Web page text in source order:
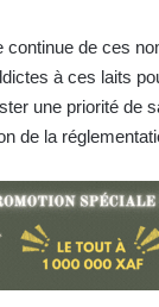
continue de ces
à ces laits
une priorité de
de la